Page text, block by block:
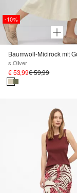
-10%
s.Oliver
€ 53,99€ 59,99